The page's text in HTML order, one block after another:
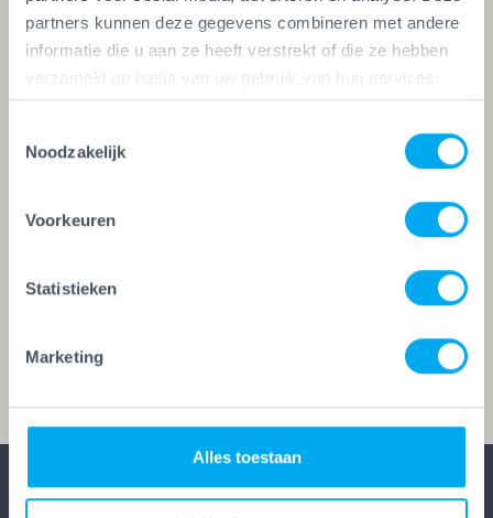
partners kunnen deze gegevens combineren met andere
informatie die u aan ze heeft verstrekt of die ze hebben
verzameld op basis van uw gebruik van hun services.
Noodzakelijk
Voorkeuren
Statistieken
Marketing
Alles toestaan
Verzenden!
Postbus 30